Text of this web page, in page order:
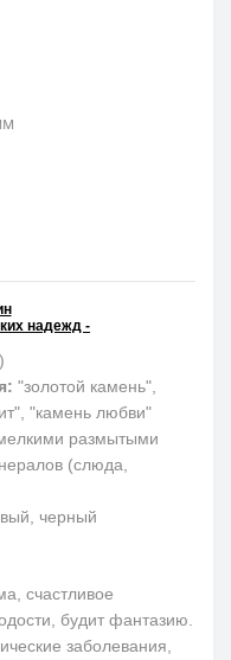
надежд -
"золотой камень",
"камень любви"
размытыми
(слюда,
черный
счастливое
будит фантазию.
заболевания,